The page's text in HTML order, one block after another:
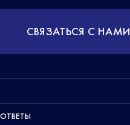
СВЯЗАТЬСЯ С НАМИ